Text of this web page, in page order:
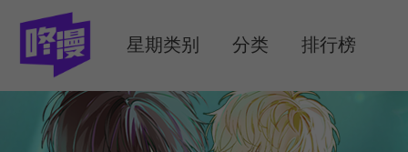
星期类别 分类 排行榜